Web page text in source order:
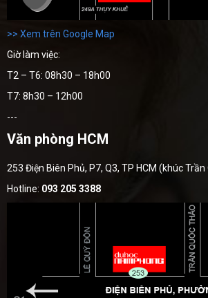
>> Xem trên Google Map
Giờ làm việc:
T2 – T6: 08h30 – 18h00
T7: 8h30 – 12h00
---
Văn phòng HCM
253 Điện Biên Phủ, P7, Q3, TP HCM (khúc
Hotline: 093 205 3388